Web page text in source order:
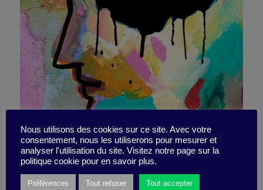
The fear of relapse – our
friend and ally
Nous utilisons des cookies sur ce site. Avec votre
consentement, nous les utiliserons pour mesurer et
analyser l'utilisation du site. Visitez notre page sur la
politique cookie pour en savoir plus.
Préférences Tout refuser Tout accepter